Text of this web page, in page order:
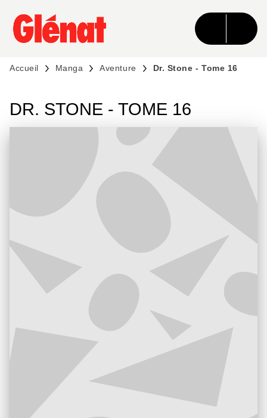
MENU RECHERCHE CONTENU
PIED DE PAGE
Accueil Manga Aventure Dr. Stone - Tome 16
DR. STONE - TOME 16